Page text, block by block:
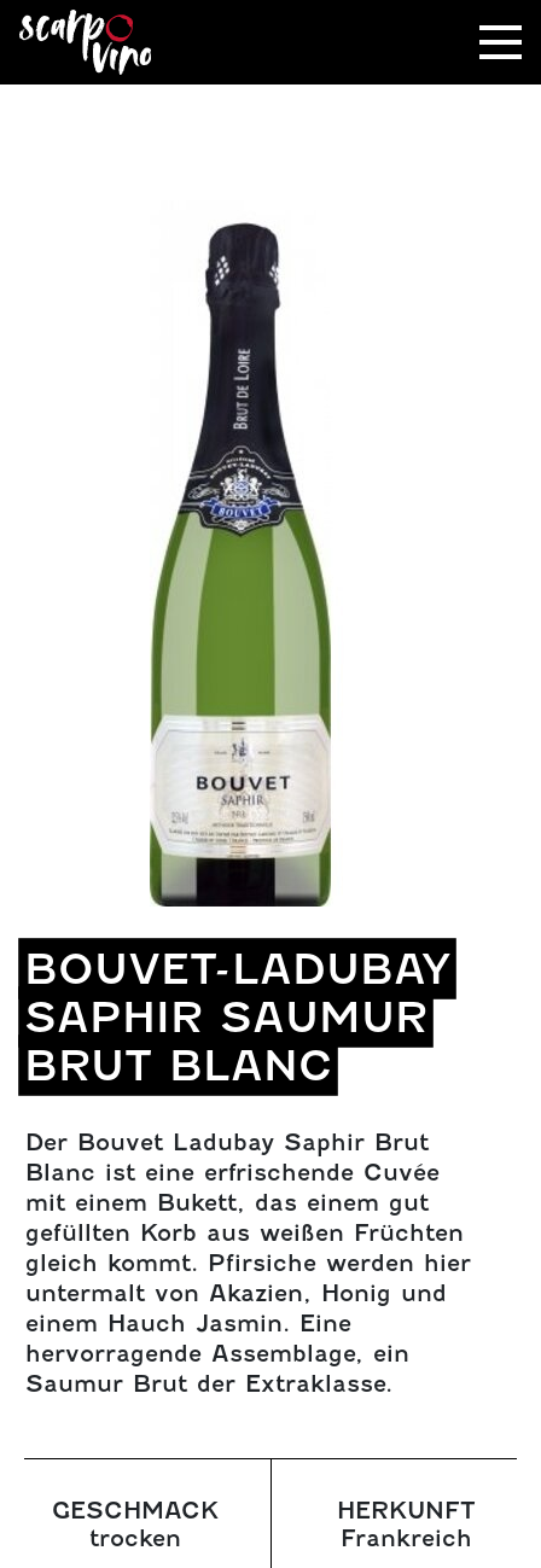
BOUVET-LADUBAY
SAPHIR SAUMUR
BRUT BLANC
Der Bouvet Ladubay Saphir Brut
Blanc ist eine erfrischende Cuvée
mit einem Bukett, das einem gut
gefüllten Korb aus weißen Früchten
gleich kommt. Pfirsiche werden hier
untermalt von Akazien, Honig und
einem Hauch Jasmin. Eine
hervorragende Assemblage, ein
Saumur Brut der Extraklasse.
GESCHMACK
trocken
HERKUNFT
Frankreich